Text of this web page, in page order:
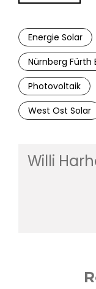
Energie Solar
Nürnberg Fürth
Photovoltaik
West Ost Solar
Willi